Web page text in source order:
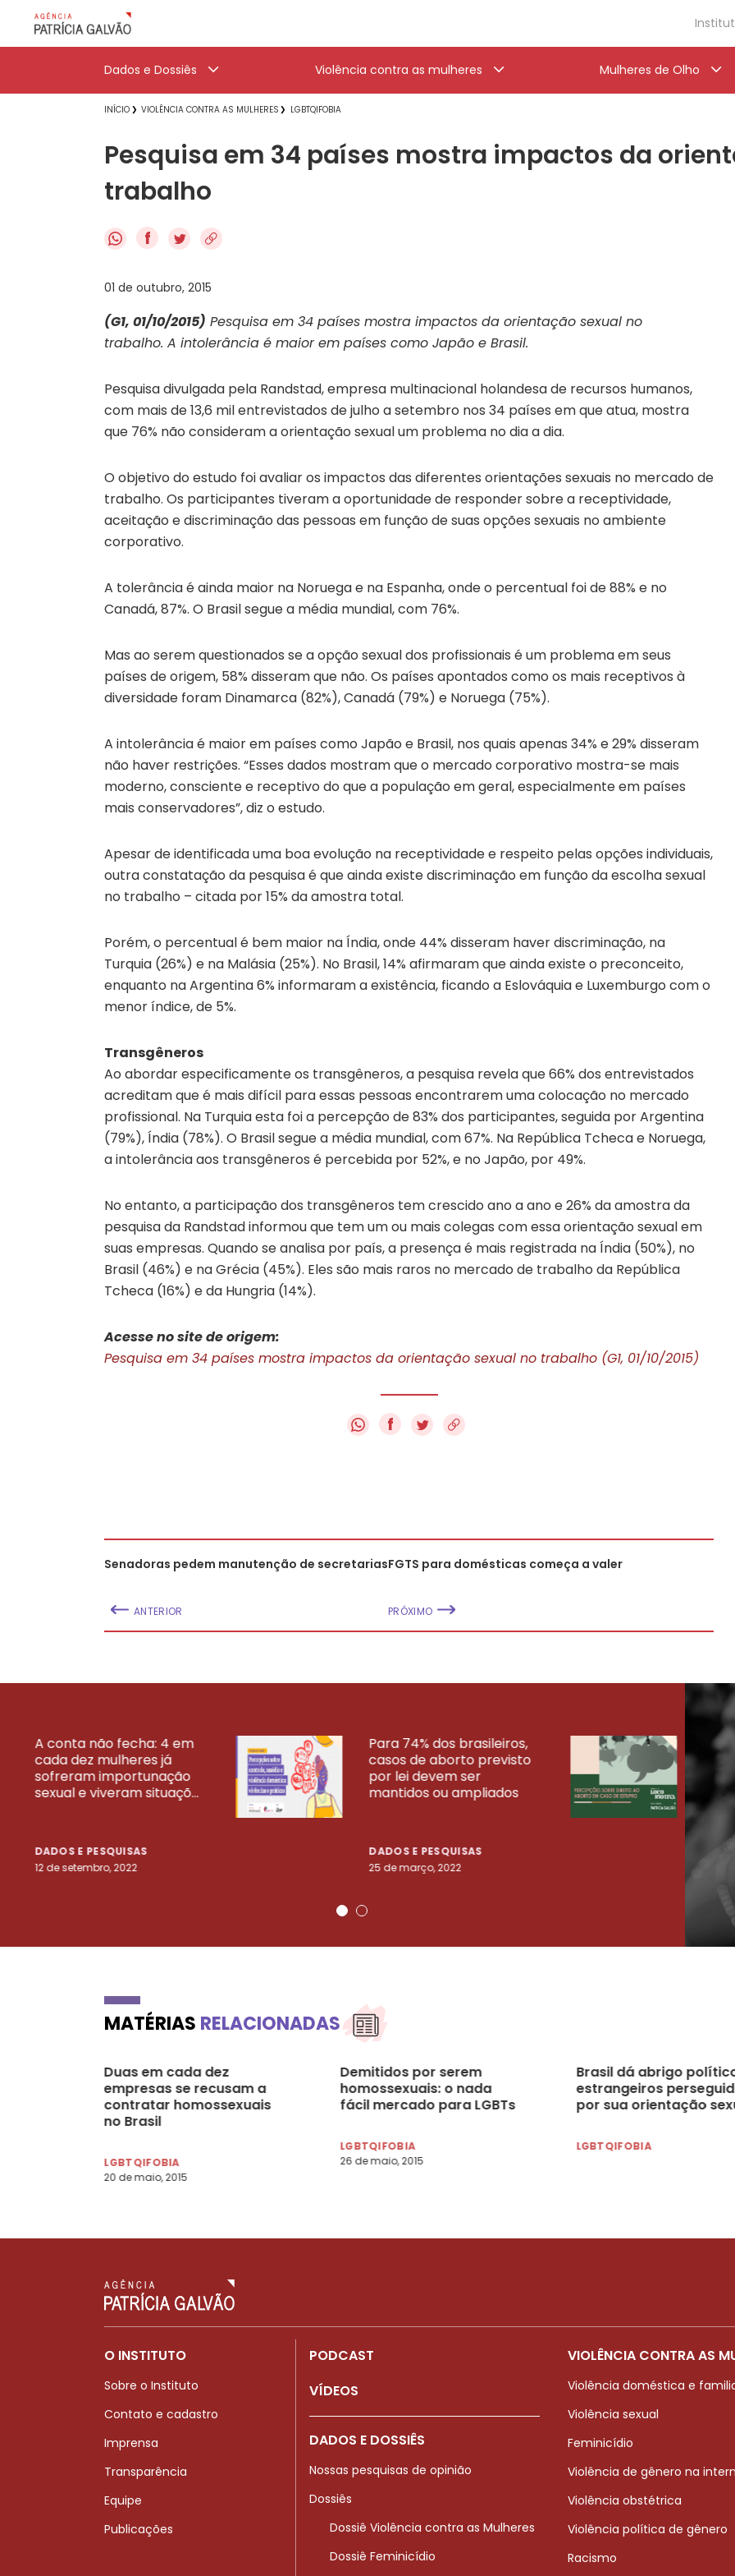
Dados e Dossiês Violência contra as mulheres Mulheres de Olho
INÍCIO VIOLÊNCIA CONTRA AS MULHERES LGBTQIFOBIA
Pesquisa em 34 países mostra impactos da
trabalho
f
01 de outubro, 2015
(G1, 01/10/2015) Pesquisa em 34 países mostra impactos da orientação sexual no
trabalho. A intolerância é maior em países como Japão e Brasil.
Pesquisa divulgada pela Randstad, empresa multinacional holandesa de recursos humanos,
com mais de 13,6 mil entrevistados de julho a setembro nos 34 países em que atua, mostra
que 76% não consideram a orientação sexual um problema no dia a dia.
O objetivo do estudo foi avaliar os impactos das diferentes orientações sexuais no mercado de
trabalho. Os participantes tiveram a oportunidade de responder sobre a receptividade,
aceitação e discriminação das pessoas em função de suas opções sexuais no ambiente
corporativo.
A tolerância é ainda maior na Noruega e na Espanha, onde o percentual foi de 88% e no
Canadá, 87%. O Brasil segue a média mundial, com 76%.
Mas ao serem questionados se a opção sexual dos profissionais é um problema em seus
países de origem, 58% disseram que não. Os países apontados como os mais receptivos à
diversidade foram Dinamarca (82%), Canadá (79%) e Noruega (75%).
A intolerância é maior em países como Japão e Brasil, nos quais apenas 34% e 29% disseram
não haver restrições. “Esses dados mostram que o mercado corporativo mostra-se mais
moderno, consciente e receptivo do que a população em geral, especialmente em países
mais conservadores”, diz o estudo.
Apesar de identificada uma boa evolução na receptividade e respeito pelas opções individuais,
outra constatação da pesquisa é que ainda existe discriminação em função da escolha sexual
no trabalho – citada por 15% da amostra total.
Porém, o percentual é bem maior na Índia, onde 44% disseram haver discriminação, na
Turquia (26%) e na Malásia (25%). No Brasil, 14% afirmaram que ainda existe o preconceito,
enquanto na Argentina 6% informaram a existência, ficando a Eslováquia e Luxemburgo com o
menor índice, de 5%.
Transgêneros
Ao abordar especificamente os transgêneros, a pesquisa revela que 66% dos entrevistados
acreditam que é mais difícil para essas pessoas encontrarem uma colocação no mercado
profissional. Na Turquia esta foi a percepção de 83% dos participantes, seguida por Argentina
(79%), Índia (78%). O Brasil segue a média mundial, com 67%. Na República Tcheca e Noruega,
a intolerância aos transgêneros é percebida por 52%, e no Japão, por 49%.
No entanto, a participação dos transgêneros tem crescido ano a ano e 26% da amostra da
pesquisa da Randstad informou que tem um ou mais colegas com essa orientação sexual em
suas empresas. Quando se analisa por país, a presença é mais registrada na Índia (50%), no
Brasil (46%) e na Grécia (45%). Eles são mais raros no mercado de trabalho da República
Tcheca (16%) e da Hungria (14%).
Acesse no site de origem:
Pesquisa em 34 países mostra impactos da orientação sexual no trabalho (G1, 01/10/2015)
f
Senadoras pedem manutenção de secretarias
ANTERIOR
FGTS para domésticas começa a valer
PRÓXIMO
A conta não fecha: 4 em
cada dez mulheres já
sofreram importunação
sexual e viveram situaçõ...
DADOS E PESQUISAS
12 de setembro, 2022
Para 74% dos brasileiros,
casos de aborto previsto
por lei devem ser
mantidos ou ampliados
DADOS E PESQUISAS
25 de março, 2022
23
VEJA MAIS PESQUISAS
MATÉRIAS RELACIONADAS
Duas em cada dez
empresas se recusam a
contratar homossexuais
no Brasil
LGBTQIFOBIA
20 de maio, 2015
Demitidos por serem
homossexuais: o nada
fácil mercado para LGBTs
LGBTQIFOBIA
26 de maio, 2015
Brasil dá abrigo
estrangeiros
por sua orientação
LGBTQIFOBIA
O INSTITUTO
Sobre o Instituto
Contato e cadastro
Imprensa
Transparência
Equipe
Publicações
PODCAST
VÍDEOS
DADOS E DOSSIÊS
Nossas pesquisas de opinião
Dossiês
Dossiê Violência contra as Mulheres
Dossiê Feminicídio
VIOLÊNCIA CONTRA AS
Violência doméstica e
Violência sexual
Feminicídio
Violência de gênero na
Violência obstétrica
Violência política de gênero
Racismo